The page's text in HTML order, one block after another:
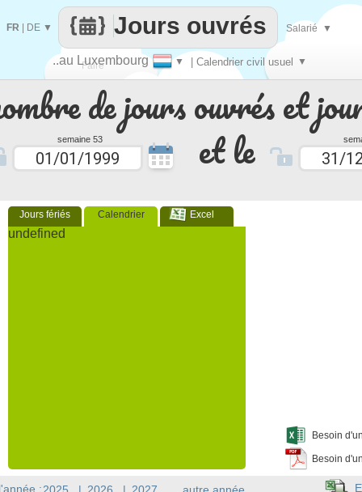
de jours ouvrés et
semaine 53 et le
Jours fériés Calendrier Excel
undefined
Besoin
Besoin
Faire
que
..au Luxembourg ▼ | Calendrier civil usuel ▼
Jours ouvrés
FR DE ▼ Salarié ▼
: